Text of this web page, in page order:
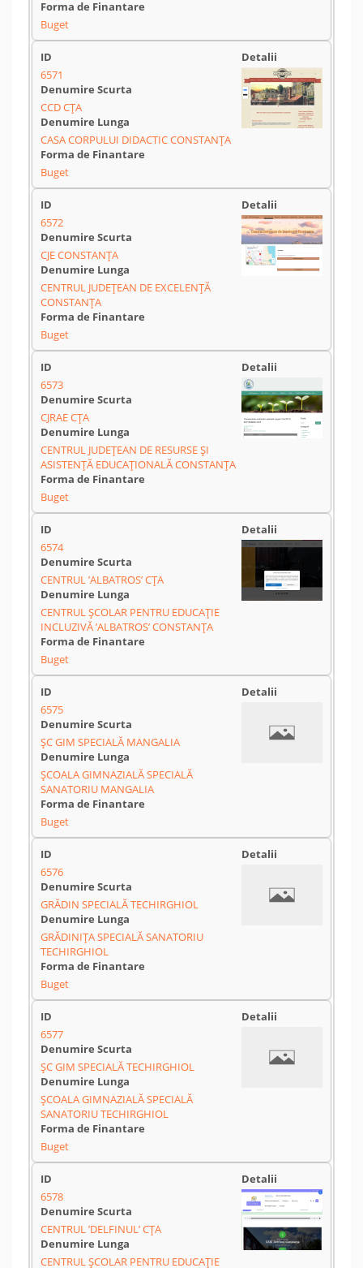
Buget
6571
CCD CȚA
CASA CORPULUI DIDACTIC CONSTANŢA
Buget
6572
CJE CONSTANȚA
CENTRUL JUDEȚEAN DE EXCELENȚĂ
CONSTANȚA
Buget
6573
CJRAE CȚA
CENTRUL JUDEŢEAN DE RESURSE ŞI
ASISTENŢĂ EDUCAŢIONALĂ CONSTANŢA
Buget
6574
CENTRUL ’ALBATROS’ CȚA
CENTRUL ŞCOLAR PENTRU EDUCAŢIE
INCLUZIVĂ ’ALBATROS’ CONSTANŢA
Buget
6575
ŞC GIM SPECIALĂ MANGALIA
ŞCOALA GIMNAZIALĂ SPECIALĂ
SANATORIU MANGALIA
Buget
6576
GRĂDIN SPECIALĂ TECHIRGHIOL
GRĂDINIŢA SPECIALĂ SANATORIU
TECHIRGHIOL
Buget
6577
ŞC GIM SPECIALĂ TECHIRGHIOL
ŞCOALA GIMNAZIALĂ SPECIALĂ
SANATORIU TECHIRGHIOL
Buget
6578
CENTRUL ’DELFINUL’ CȚA
CENTRUL ŞCOLAR PENTRU EDUCAŢIE